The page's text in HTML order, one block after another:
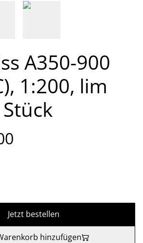
A350-900
1:200, lim
Jetzt bestellen
hinzufügen